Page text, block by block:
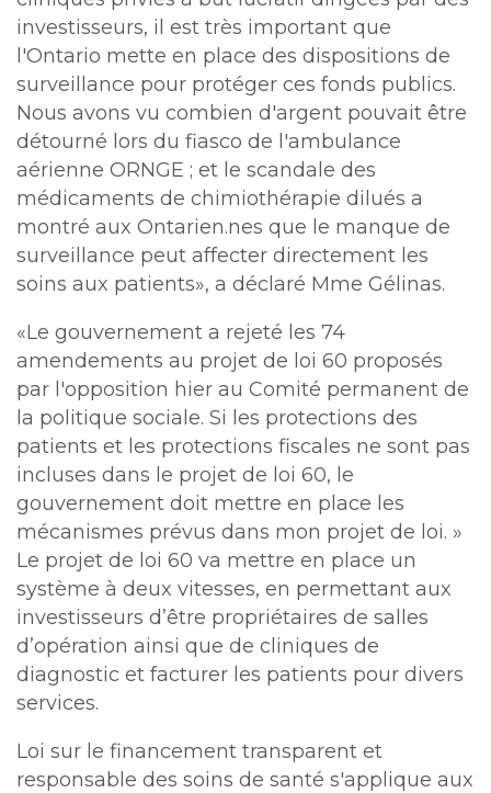
investisseurs, il est très important que
l'Ontario mette en place des dispositions de
surveillance pour protéger ces fonds publics.
Nous avons vu combien d'argent pouvait être
détourné lors du fiasco de l'ambulance
aérienne ORNGE ; et le scandale des
médicaments de chimiothérapie dilués a
montré aux Ontarien.nes que le manque de
surveillance peut affecter directement les
soins aux patients», a déclaré Mme Gélinas.
«Le gouvernement a rejeté les 74
amendements au projet de loi 60 proposés
par l'opposition hier au Comité permanent de
la politique sociale. Si les protections des
patients et les protections fiscales ne sont pas
incluses dans le projet de loi 60, le
gouvernement doit mettre en place les
mécanismes prévus dans mon projet de loi. »
Le projet de loi 60 va mettre en place un
système à deux vitesses, en permettant aux
investisseurs d’être propriétaires de salles
d’opération ainsi que de cliniques de
diagnostic et facturer les patients pour divers
services.
Loi sur le financement transparent et
responsable des soins de santé s'applique aux